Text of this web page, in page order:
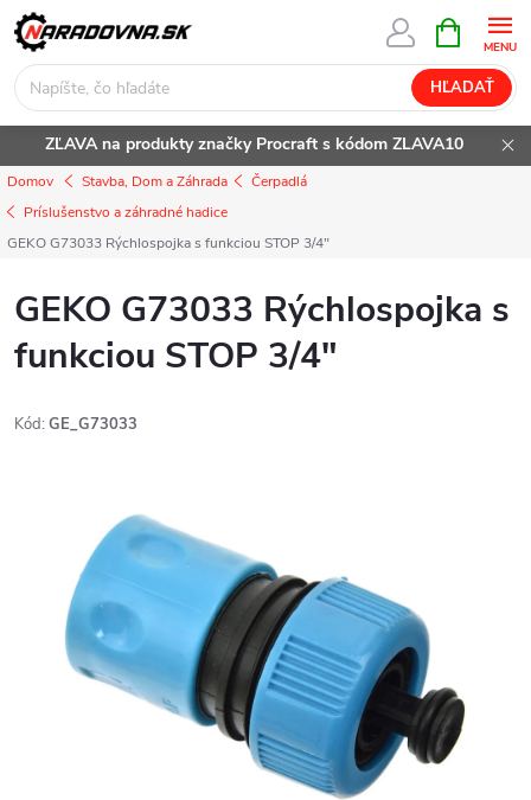
Prejsť
na
obsah
HĽADAŤ
KOŠÍK
ZĽAVA na produkty značky Procraft s kódom ZLAVA10
Domov Stavba, Dom a Záhrada
Čerpadlá
Príslušenstvo a záhradné hadice
GEKO G73033 Rýchlospojka s funkciou STOP 3/4"
GEKO G73033 Rýchlospojka s
funkciou STOP 3/4"
Kód: GE_G73033